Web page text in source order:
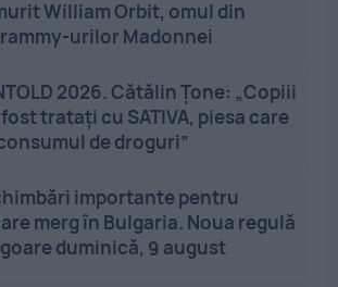
William Orbit, omul din
urilor Madonnei
2026. Cătălin Țone: „Copiii
tratați cu SATIVA, piesa care
de droguri”
importante pentru
merg în Bulgaria. Noua regulă
duminică, 9 august